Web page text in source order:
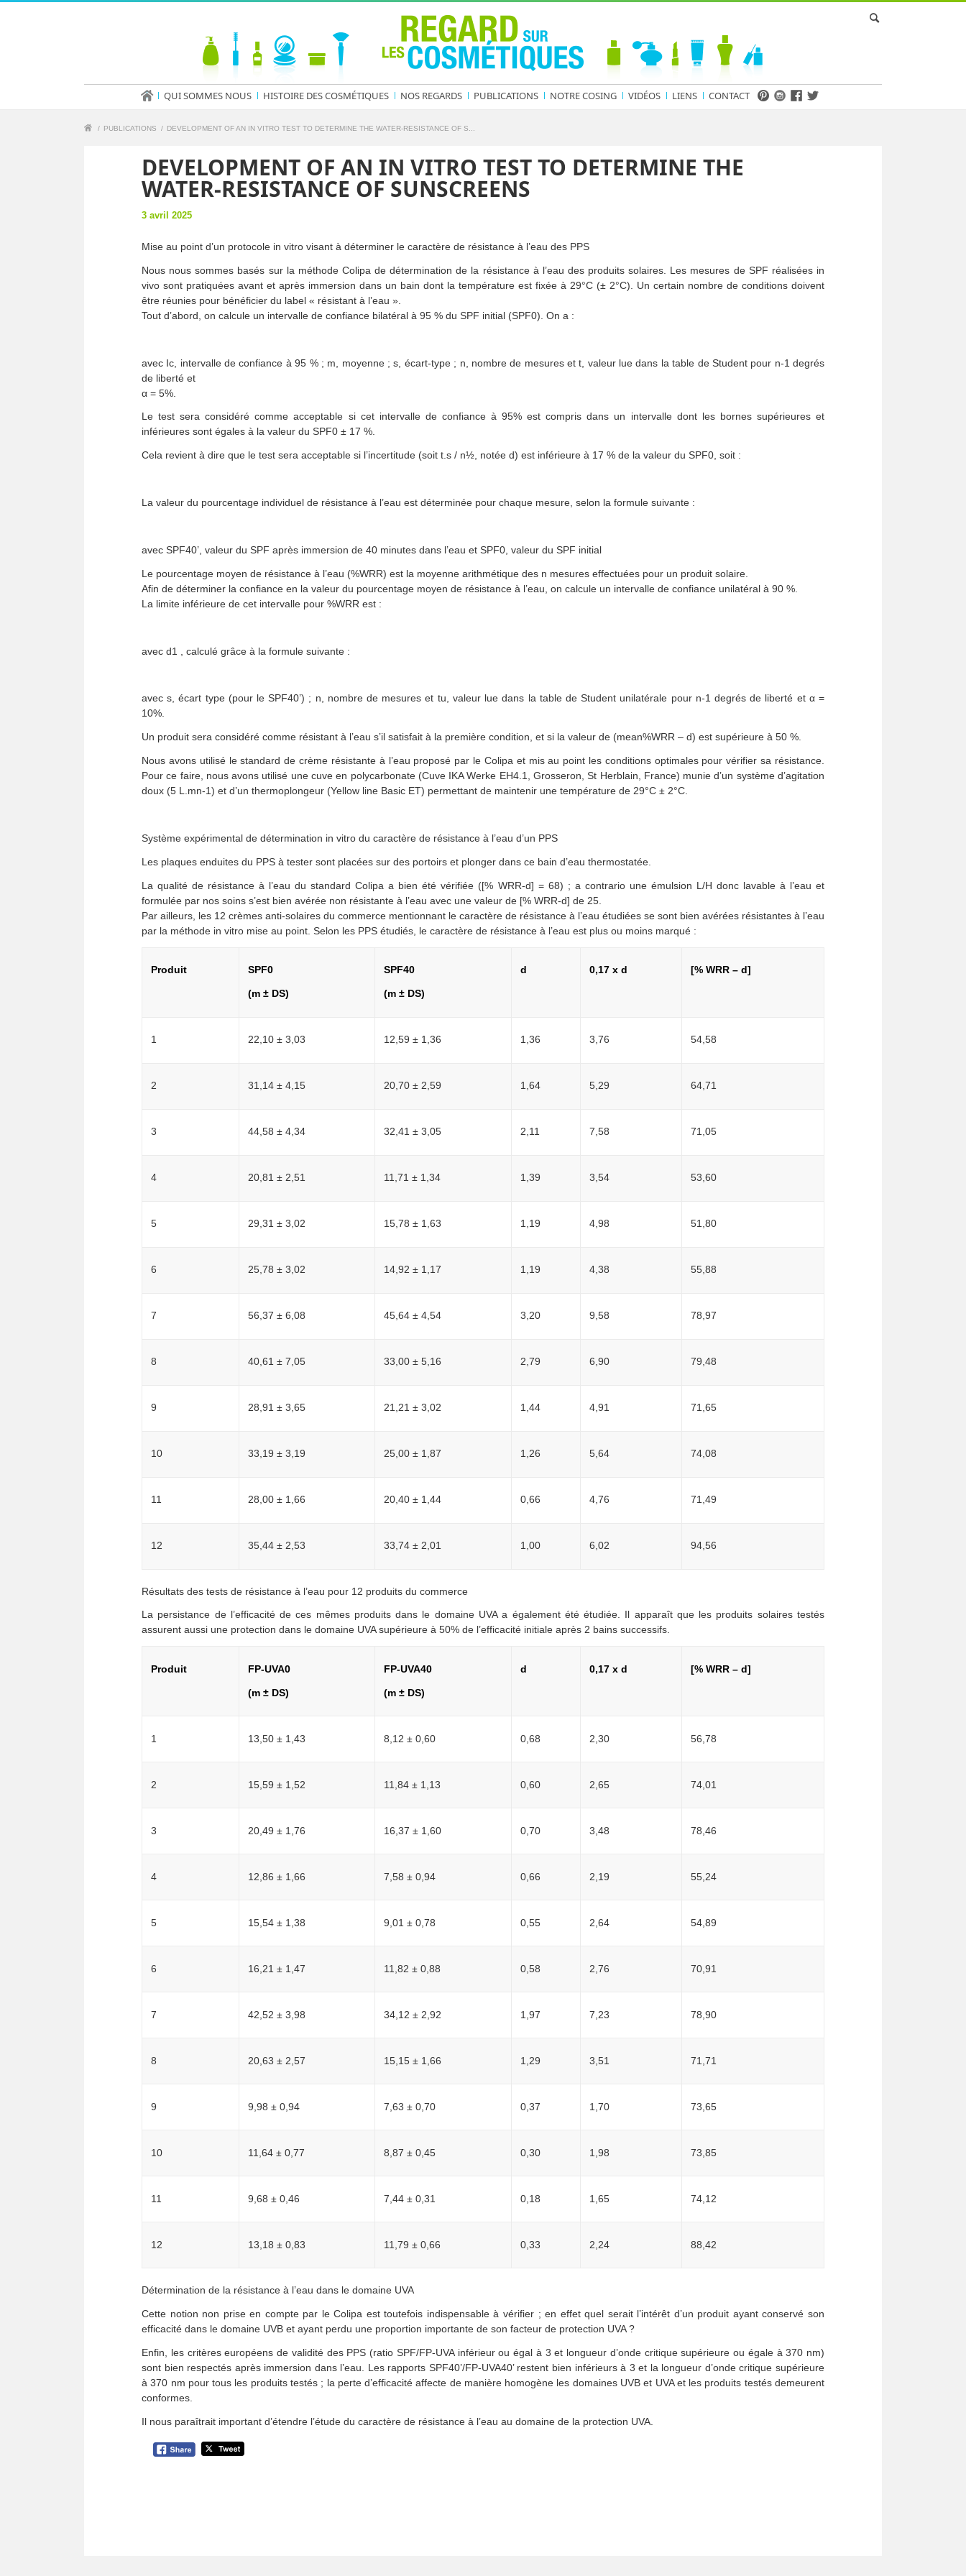
QUI SOMMES NOUS HISTOIRE DES COSMÉTIQUES NOS REGARDS PUBLICATIONS NOTRE COSING VIDÉOS LIENS CONTACT
/ PUBLICATIONS / DEVELOPMENT OF AN IN VITRO TEST TO DETERMINE THE WATER-RESISTANCE OF S...
DEVELOPMENT OF AN IN VITRO TEST TO DETERMINE THE
WATER-RESISTANCE OF SUNSCREENS
3 avril 2025
Mise au point d’un protocole in vitro visant à déterminer le caractère de résistance à l’eau des PPS
Nous nous sommes basés sur la méthode Colipa de détermination de la résistance à l’eau des produits solaires. Les mesures de SPF réalisées in
vivo sont pratiquées avant et après immersion dans un bain dont la température est fixée à 29°C (± 2°C). Un certain nombre de conditions doivent
être réunies pour bénéficier du label « résistant à l’eau ».
Tout d’abord, on calcule un intervalle de confiance bilatéral à 95 % du SPF initial (SPF0). On a :
avec Ic, intervalle de confiance à 95 % ; m, moyenne ; s, écart-type ; n, nombre de mesures et t, valeur lue dans la table de Student pour n-1 degrés
de liberté et
α = 5%.
Le test sera considéré comme acceptable si cet intervalle de confiance à 95% est compris dans un intervalle dont les bornes supérieures et
inférieures sont égales à la valeur du SPF0 ± 17 %.
Cela revient à dire que le test sera acceptable si l’incertitude (soit t.s / n½, notée d) est inférieure à 17 % de la valeur du SPF0, soit :
La valeur du pourcentage individuel de résistance à l’eau est déterminée pour chaque mesure, selon la formule suivante :
avec SPF40’, valeur du SPF après immersion de 40 minutes dans l’eau et SPF0, valeur du SPF initial
Le pourcentage moyen de résistance à l’eau (%WRR) est la moyenne arithmétique des n mesures effectuées pour un produit solaire.
Afin de déterminer la confiance en la valeur du pourcentage moyen de résistance à l’eau, on calcule un intervalle de confiance unilatéral à 90 %.
La limite inférieure de cet intervalle pour %WRR est :
avec d1 , calculé grâce à la formule suivante :
avec s, écart type (pour le SPF40’) ; n, nombre de mesures et tu, valeur lue dans la table de Student unilatérale pour n-1 degrés de liberté et α =
10%.
Un produit sera considéré comme résistant à l’eau s’il satisfait à la première condition, et si la valeur de (mean%WRR – d) est supérieure à 50 %.
Nous avons utilisé le standard de crème résistante à l’eau proposé par le Colipa et mis au point les conditions optimales pour vérifier sa résistance.
Pour ce faire, nous avons utilisé une cuve en polycarbonate (Cuve IKA Werke EH4.1, Grosseron, St Herblain, France) munie d’un système d’agitation
doux (5 L.mn-1) et d’un thermoplongeur (Yellow line Basic ET) permettant de maintenir une température de 29°C ± 2°C.
Système expérimental de détermination in vitro du caractère de résistance à l’eau d’un PPS
Les plaques enduites du PPS à tester sont placées sur des portoirs et plonger dans ce bain d’eau thermostatée.
La qualité de résistance à l’eau du standard Colipa a bien été vérifiée ([% WRR-d] = 68) ; a contrario une émulsion L/H donc lavable à l’eau et
formulée par nos soins s’est bien avérée non résistante à l’eau avec une valeur de [% WRR-d] de 25.
Par ailleurs, les 12 crèmes anti-solaires du commerce mentionnant le caractère de résistance à l’eau étudiées se sont bien avérées résistantes à l’eau
par la méthode in vitro mise au point. Selon les PPS étudiés, le caractère de résistance à l’eau est plus ou moins marqué :
Produit SPF0
(m ± DS)
SPF40
(m ± DS)
d 0,17 x d [% WRR – d]
1 22,10 ± 3,03 12,59 ± 1,36 1,36 3,76 54,58
2 31,14 ± 4,15 20,70 ± 2,59 1,64 5,29 64,71
3 44,58 ± 4,34 32,41 ± 3,05 2,11 7,58 71,05
4 20,81 ± 2,51 11,71 ± 1,34 1,39 3,54 53,60
5 29,31 ± 3,02 15,78 ± 1,63 1,19 4,98 51,80
6 25,78 ± 3,02 14,92 ± 1,17 1,19 4,38 55,88
7 56,37 ± 6,08 45,64 ± 4,54 3,20 9,58 78,97
8 40,61 ± 7,05 33,00 ± 5,16 2,79 6,90 79,48
9 28,91 ± 3,65 21,21 ± 3,02 1,44 4,91 71,65
10 33,19 ± 3,19 25,00 ± 1,87 1,26 5,64 74,08
11 28,00 ± 1,66 20,40 ± 1,44 0,66 4,76 71,49
12 35,44 ± 2,53 33,74 ± 2,01 1,00 6,02 94,56
Résultats des tests de résistance à l’eau pour 12 produits du commerce
La persistance de l’efficacité de ces mêmes produits dans le domaine UVA a également été étudiée. Il apparaît que les produits solaires testés
assurent aussi une protection dans le domaine UVA supérieure à 50% de l’efficacité initiale après 2 bains successifs.
Produit FP-UVA0
(m ± DS)
FP-UVA40
(m ± DS)
d 0,17 x d [% WRR – d]
1 13,50 ± 1,43 8,12 ± 0,60 0,68 2,30 56,78
2 15,59 ± 1,52 11,84 ± 1,13 0,60 2,65 74,01
3 20,49 ± 1,76 16,37 ± 1,60 0,70 3,48 78,46
4 12,86 ± 1,66 7,58 ± 0,94 0,66 2,19 55,24
5 15,54 ± 1,38 9,01 ± 0,78 0,55 2,64 54,89
6 16,21 ± 1,47 11,82 ± 0,88 0,58 2,76 70,91
7 42,52 ± 3,98 34,12 ± 2,92 1,97 7,23 78,90
8 20,63 ± 2,57 15,15 ± 1,66 1,29 3,51 71,71
9 9,98 ± 0,94 7,63 ± 0,70 0,37 1,70 73,65
10 11,64 ± 0,77 8,87 ± 0,45 0,30 1,98 73,85
11 9,68 ± 0,46 7,44 ± 0,31 0,18 1,65 74,12
12 13,18 ± 0,83 11,79 ± 0,66 0,33 2,24 88,42
Détermination de la résistance à l’eau dans le domaine UVA
Cette notion non prise en compte par le Colipa est toutefois indispensable à vérifier ; en effet quel serait l’intérêt d’un produit ayant conservé son
efficacité dans le domaine UVB et ayant perdu une proportion importante de son facteur de protection UVA ?
Enfin, les critères européens de validité des PPS (ratio SPF/FP-UVA inférieur ou égal à 3 et longueur d’onde critique supérieure ou égale à 370 nm)
sont bien respectés après immersion dans l’eau. Les rapports SPF40’/FP-UVA40’ restent bien inférieurs à 3 et la longueur d’onde critique supérieure
à 370 nm pour tous les produits testés ; la perte d’efficacité affecte de manière homogène les domaines UVB et UVA et les produits testés demeurent
conformes.
Il nous paraîtrait important d’étendre l’étude du caractère de résistance à l’eau au domaine de la protection UVA.